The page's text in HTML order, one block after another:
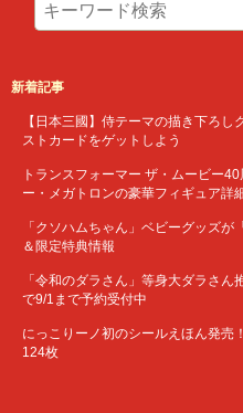
新着記事
【日本三國】侍テーマの描き下ろ
ストカードをゲットしよう
トランスフォーマー ザ・ムービー
ー・メガトロンの豪華フィギュア詳
「クソハムちゃん」ベビーグッズ
＆限定特典情報
「令和のダラさん」等身大ダラさ
で9/1まで予約受付中
にっこりーノ初のシールえほん発売
124枚